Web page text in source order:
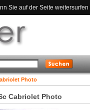
Sie auf der Seite
Photo
Cabriolet Photo